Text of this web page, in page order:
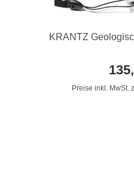
KRANTZ
Preise inkl. MwSt.